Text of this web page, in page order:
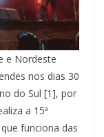
e Nordeste
nos dias 30
do Sul [1], por
a 15ª
funciona das